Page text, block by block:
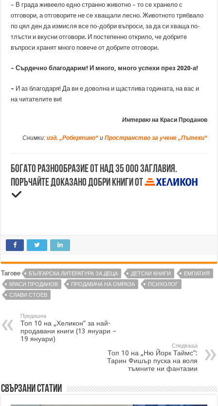
– В града живеело едно странно животно – то се хранело с
отговори, а отговорите не се хващали лесно. Животното трябвало
по цял ден да измисля все по-добри въпроси, за да си хваща по-
тлъсти и вкусни отговори. И постепенно открило, че добрите
въпроси хранят много повече от добрите отговори.
– Сърдечно благодарим! И много, много успехи през 2020-а!
– И аз благодаря! Да ви е доволна и щастлива годината, на вас и
на читателите ви!
Интервю на Краси Проданов
Снимки: изд. „Робертино“и Пространство за учене „Пътеки“
Богато разнообразие от над 35 000 заглавия.
Поръчайте доказано добри книги от
Тагове БЪЛГАРСКА ЛИТЕРАТУРА ЗА ДЕЦА ДЕТСКИ КНИГИ
ЕМПАТИЯ
КРАСИ ПРОДАНОВ
ПРОДАВАЧА НА ОМРАЗА
ПСИХОЛОГ
СЛАВИ СТОЕВ
Предишна
Топ 10 на „Хеликон” за най-
продавани книги (13 януари –
19 януари)
Следваща
Топ 10 на „Ню Йорк Таймс”:
Тарин Фишър пуска на воля
тъмните ни фантазии
Свързани статии